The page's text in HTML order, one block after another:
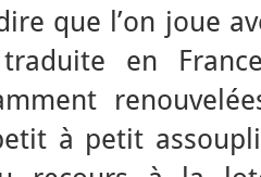
que l’on joue
traduite en
à petit